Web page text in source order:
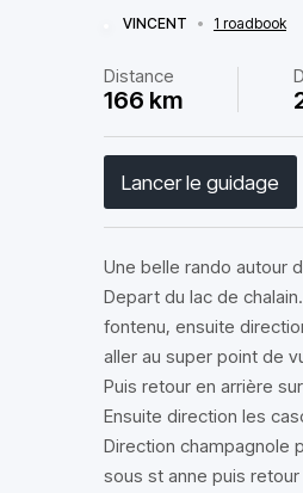
VINCENT • 1 roadbook
Distance
166 km
Lancer le guidage
Une belle rando autour
Depart du lac de
fontenu, ensuite
aller au super point de
Puis retour en arrière
Ensuite direction les
Direction champagnole
sous st anne puis